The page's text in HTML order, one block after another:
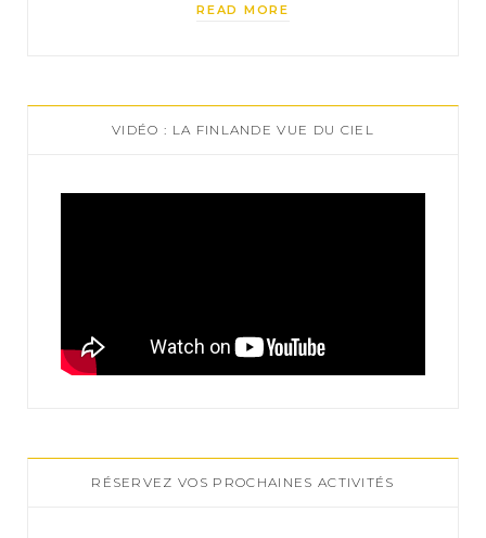
READ MORE
VIDÉO : LA FINLANDE VUE DU CIEL
RÉSERVEZ VOS PROCHAINES ACTIVITÉS